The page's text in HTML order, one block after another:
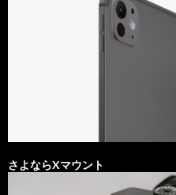
さよならXマウント